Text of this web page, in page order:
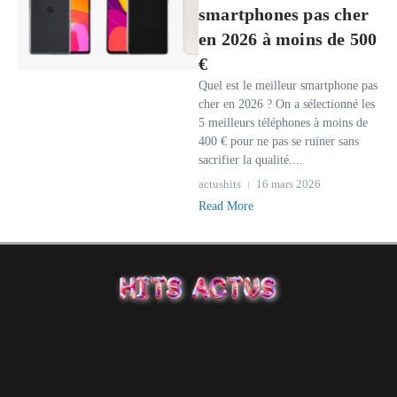
smartphones pas cher
en 2026 à moins de 500
€
Quel est le meilleur smartphone pas
cher en 2026 ? On a sélectionné les
5 meilleurs téléphones à moins de
400 € pour ne pas se ruiner sans
sacrifier la qualité....
actushits
16 mars 2026
Read More